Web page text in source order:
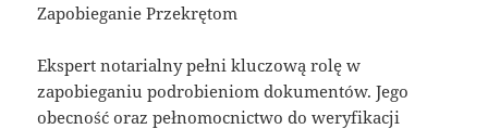
Zapobieganie Przekrętom
Ekspert notarialny pełni kluczową rolę w
zapobieganiu podrobieniom dokumentów. Jego
obecność oraz pełnomocnictwo do weryfikacji